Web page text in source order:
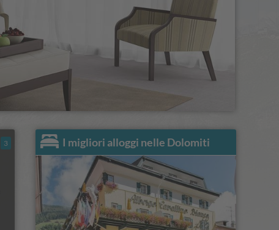
3 I migliori alloggi nelle Dolomiti